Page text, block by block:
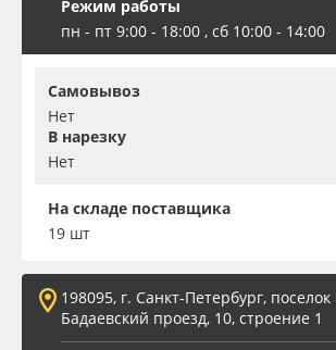
Режим работы
пн - пт 9:00 - 18:00 , сб 10:00 - 14:00
Самовывоз
Нет
В нарезку
Нет
На складе поставщика
19 шт
198095, г. Санкт-Петербург,
Бадаевский проезд, 10, строение 1